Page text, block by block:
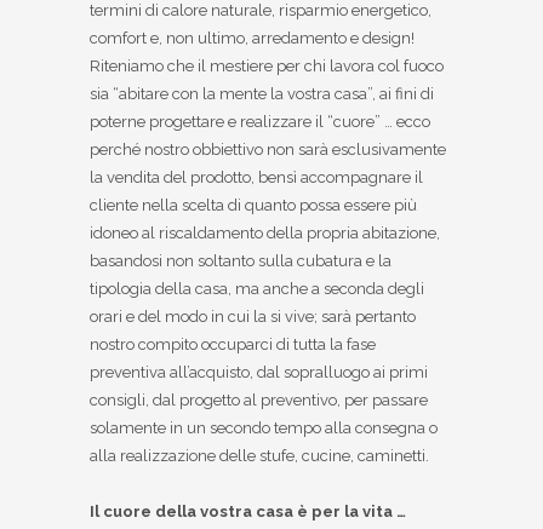
termini di calore naturale, risparmio energetico,
comfort e, non ultimo, arredamento e design!
Riteniamo che il mestiere per chi lavora col fuoco
sia “abitare con la mente la vostra casa”, ai fini di
poterne progettare e realizzare il “cuore” … ecco
perché nostro obbiettivo non sarà esclusivamente
la vendita del prodotto, bensì accompagnare il
cliente nella scelta di quanto possa essere più
idoneo al riscaldamento della propria abitazione,
basandosi non soltanto sulla cubatura e la
tipologia della casa, ma anche a seconda degli
orari e del modo in cui la si vive; sarà pertanto
nostro compito occuparci di tutta la fase
preventiva all’acquisto, dal sopralluogo ai primi
consigli, dal progetto al preventivo, per passare
solamente in un secondo tempo alla consegna o
alla realizzazione delle stufe, cucine, caminetti.
Il cuore della vostra casa è per la vita …